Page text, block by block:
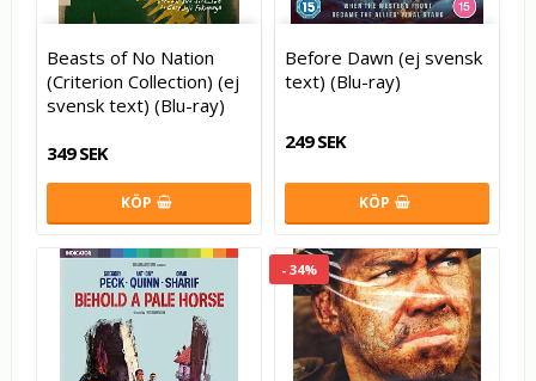
Beasts of No Nation
(Criterion Collection) (ej
svensk text) (Blu-ray)
349 SEK
KÖP
Before Dawn (ej svensk
text) (Blu-ray)
249 SEK
KÖP
- 34%